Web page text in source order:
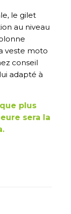
, le gilet
au niveau
veste moto
conseil
adapté à
plus
sera la